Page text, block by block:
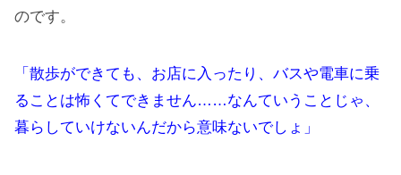
のです。
「散歩ができても、お店に入ったり、バスや電車に乗
ることは怖くてできません……なんていうことじゃ、
暮らしていけないんだから意味ないでしょ」